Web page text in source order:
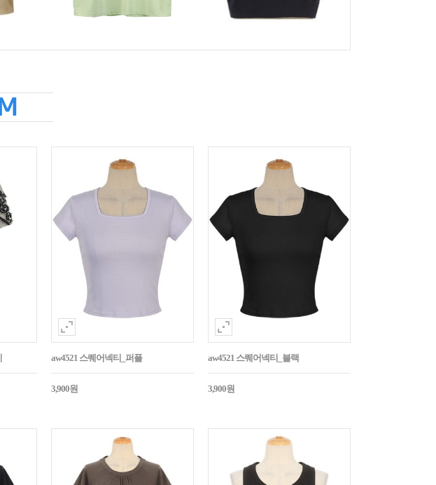
aw4521 스퀘어넥티_퍼플
3,900원
aw4521 스퀘어넥티_블랙
3,900원